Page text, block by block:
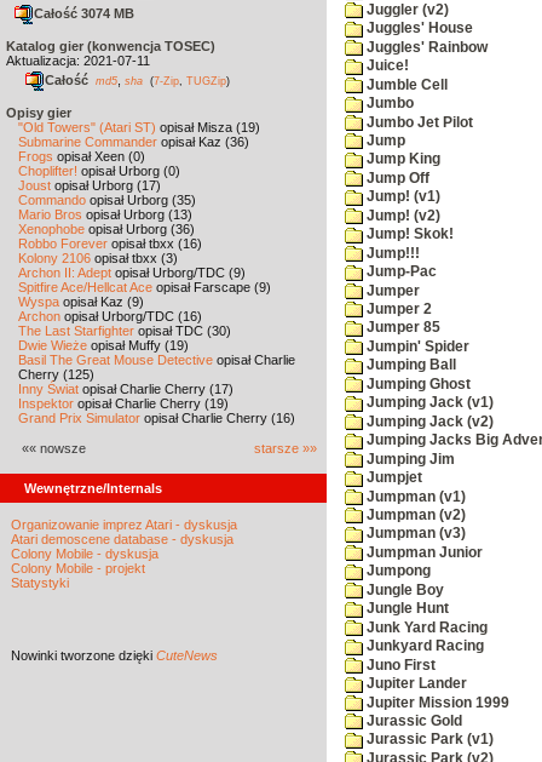
Całość 3074 MB
Katalog gier (konwencja TOSEC)
Aktualizacja: 2021-07-11
Całość md5 sha (7-Zip TUGZip)
Opisy gier
"Old Towers" (Atari ST) opisał Misza (19)
Submarine Commander opisał Kaz (36)
Frogs opisał Xeen (0)
Choplifter! opisał Urborg (0)
Joust opisał Urborg (17)
Commando opisał Urborg (35)
Mario Bros opisał Urborg (13)
Xenophobe opisał Urborg (36)
Robbo Forever opisał tbxx (16)
Kolony 2106 opisał tbxx (3)
Archon II: Adept opisał Urborg/TDC (9)
Spitfire Ace/Hellcat Ace opisał Farscape (9)
Wyspa opisał Kaz (9)
Archon opisał Urborg/TDC (16)
The Last Starfighter opisał TDC (30)
Dwie Wieże opisał Muffy (19)
Basil The Great Mouse Detective opisał Charlie
Cherry (125)
Inny Świat opisał Charlie Cherry (17)
Inspektor opisał Charlie Cherry (19)
Grand Prix Simulator opisał Charlie Cherry (16)
«« nowsze starsze »»
Wewnętrzne/Internals
Organizowanie imprez Atari - dyskusja
Atari demoscene database - dyskusja
Colony Mobile - dyskusja
Colony Mobile - projekt
Statystyki
Nowinki tworzone dzięki CuteNews
Juggler (v2)
Juggles' House
Juggles' Rainbow
Juice!
Jumble Cell
Jumbo
Jumbo Jet Pilot
Jump
Jump King
Jump Off
Jump! (v1)
Jump! (v2)
Jump! Skok!
Jump!!!
Jump-Pac
Jumper
Jumper 2
Jumper 85
Jumpin' Spider
Jumping Ball
Jumping Ghost
Jumping Jack (v1)
Jumping Jack (v2)
Jumping Jacks Big
Jumping Jim
Jumpjet
Jumpman (v1)
Jumpman (v2)
Jumpman (v3)
Jumpman Junior
Jumpong
Jungle Boy
Jungle Hunt
Junk Yard Racing
Junkyard Racing
Juno First
Jupiter Lander
Jupiter Mission 1999
Jurassic Gold
Jurassic Park (v1)
Jurassic Park (v2)